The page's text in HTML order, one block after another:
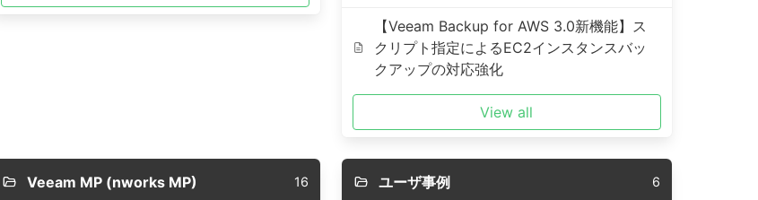
【Veeam Backup for AWS 3.0新機能】ス
クリプト指定によるEC2インスタンスバッ
クアップの対応強化
View all
Veeam MP (nworks MP) 16 ユーザ事例 6